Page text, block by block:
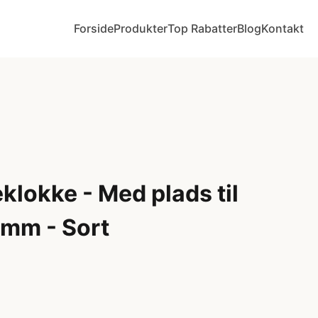
ForsideProdukterTop RabatterBlogKontakt
- Med plads til
- Sort